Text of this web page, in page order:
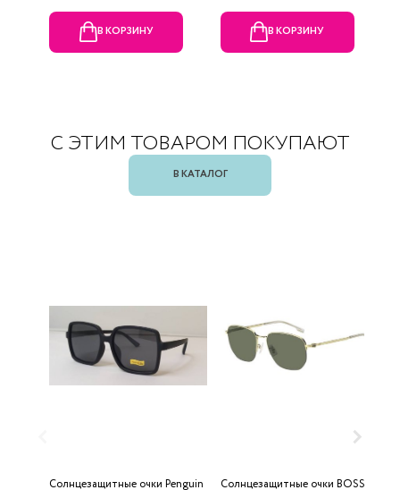
В КОРЗИНУ В КОРЗИНУ
С ЭТИМ ТОВАРОМ ПОКУПАЮТ
В КАТАЛОГ
Солнцезащитные очки Penguin
Солнцезащитные очки BOSS